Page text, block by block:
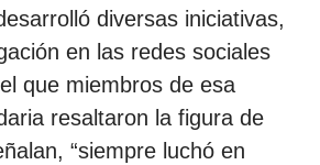
diversas iniciativas,
en las redes sociales
que miembros de esa
resaltaron la figura de
“siempre luchó en